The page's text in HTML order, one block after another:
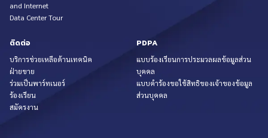
and Internet
Data Center Tour
ติดต่อ
บริการช่วยเหลือด้านเทคนิค
ฝ่ายขาย
ร่วมเป็นพาร์ทเนอร์
ร้องเรียน
สมัครงาน
PDPA
แบบร้องเรียนการประมวลผลข้อมูลส่วน
บุคคล
แบบคำร้องขอใช้สิทธิของเจ้าของข้อมูล
ส่วนบุคคล